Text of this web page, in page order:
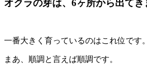
オクラの芽は、6ヶ所から出てき
一番大きく育っているのはこれ位です。
まあ、順調と言えば順調です。